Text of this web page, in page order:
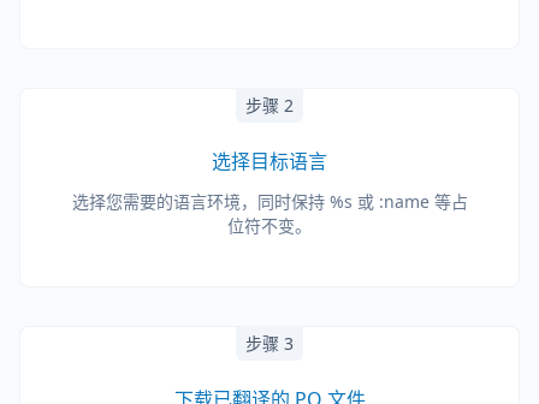
步骤 2
选择目标语言
选择您需要的语言环境，同时保持 %s 或 :name 等占
位符不变。
步骤 3